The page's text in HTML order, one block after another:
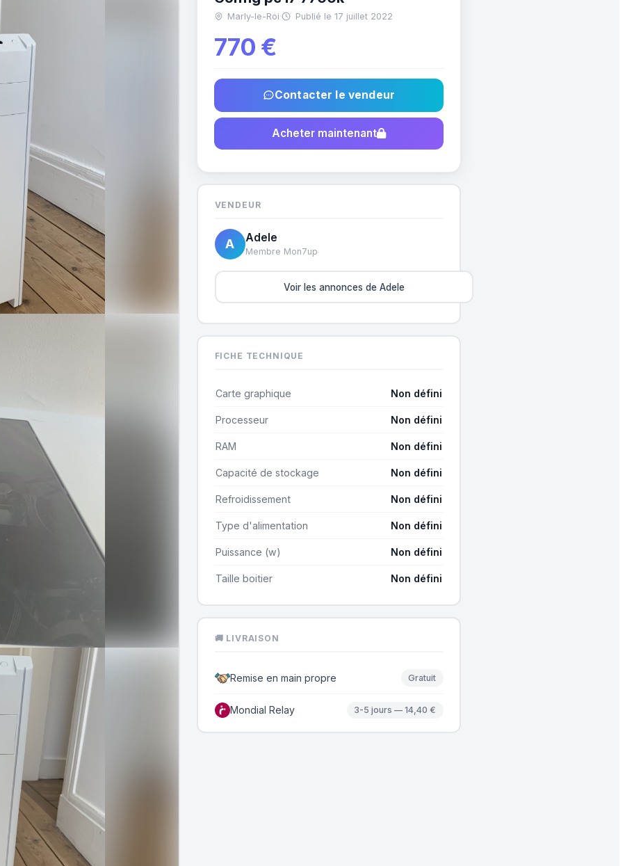
Marly-le-Roi· Publié le 17 juillet 2022
770 €
Contacter le vendeur
Acheter maintenant
VENDEUR
A Adele
Membre Mon7up
Voir les annonces de Adele
FICHE TECHNIQUE
Carte graphique Non défini
Processeur Non défini
RAM Non défini
Capacité de stockage Non défini
Refroidissement Non défini
Type d'alimentation Non défini
Puissance (w) Non défini
Taille boitier Non défini
🚚 LIVRAISON
Remise en main propre Gratuit
Mondial Relay 3-5 jours — 14,40 €